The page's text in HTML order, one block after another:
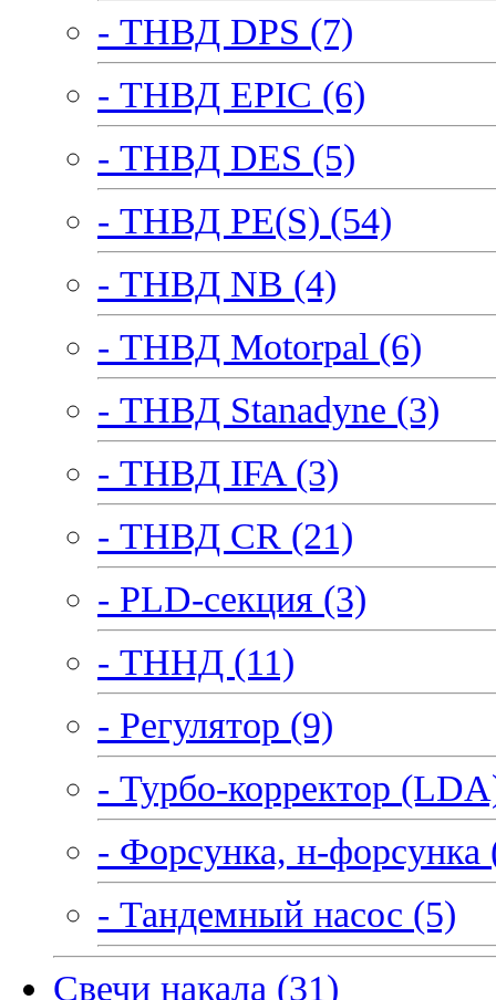
- ТНВД DPS (7)
- ТНВД EPIC (6)
- ТНВД DES (5)
- ТНВД PE(S) (54)
- ТНВД NB (4)
- ТНВД Motorpal (6)
- ТНВД Stanadyne (3)
- ТНВД IFA (3)
- ТНВД CR (21)
- PLD-секция (3)
- ТННД (11)
- Регулятор (9)
- Турбо-корректор
- Форсунка, н-форсунка
- Тандемный насос (5)
Свечи накала (31)